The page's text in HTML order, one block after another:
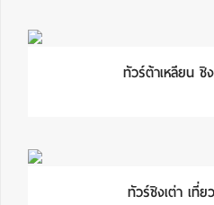
ทัวร์ต้าเหลียน ชิ
ทัวร์ชิงเต่า เที่